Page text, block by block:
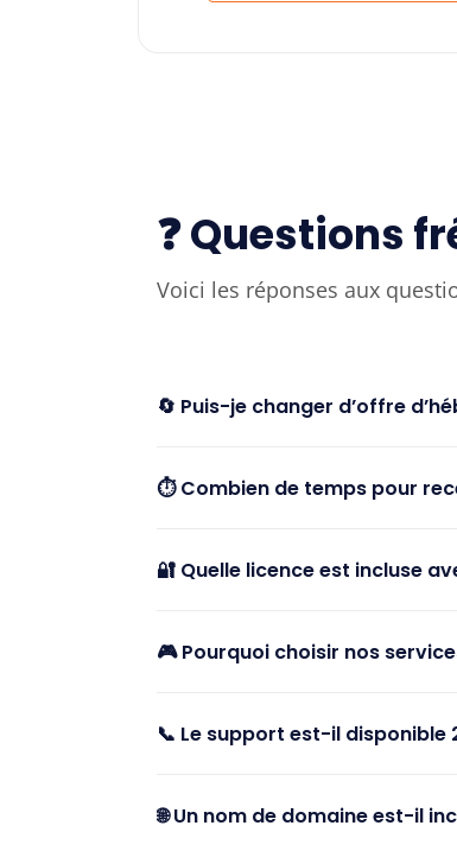
❓ Questions
Voici les réponses aux
🔄 Puis-je changer d’offre
⏱️ Combien de temps pour
🔐 Quelle licence est incluse
🎮 Pourquoi choisir nos
📞 Le support est-il disponible
🌐 Un nom de domaine est-il